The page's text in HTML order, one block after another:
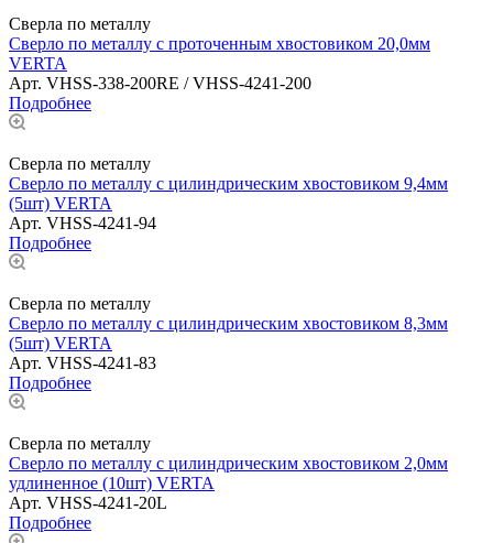
Сверла по металлу
Сверло по металлу с проточенным хвостовиком 20,0мм
VERTA
Арт. VHSS-338-200RE / VHSS-4241-200
Подробнее
Сверла по металлу
Сверло по металлу с цилиндрическим хвостовиком 9,4мм
(5шт) VERTA
Арт. VHSS-4241-94
Подробнее
Сверла по металлу
Сверло по металлу с цилиндрическим хвостовиком 8,3мм
(5шт) VERTA
Арт. VHSS-4241-83
Подробнее
Сверла по металлу
Сверло по металлу с цилиндрическим хвостовиком 2,0мм
удлиненное (10шт) VERTA
Арт. VHSS-4241-20L
Подробнее